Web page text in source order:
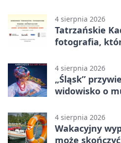
4 sierpnia 2026
Tatrzańskie
fotografia,
4 sierpnia 2026
„Śląsk”
widowisko o
4 sierpnia 2026
Wakacyjny
może